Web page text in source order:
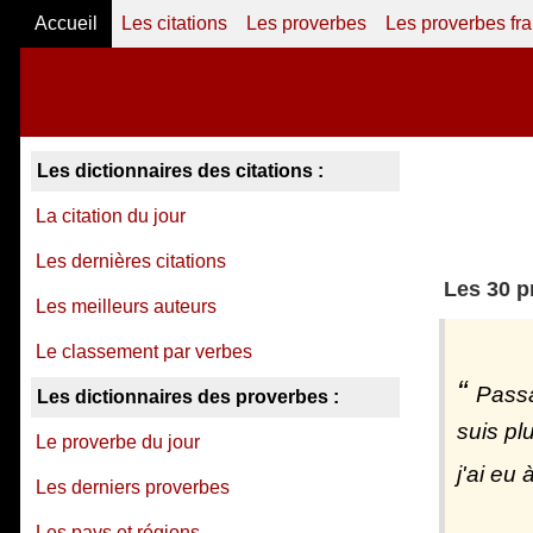
Accueil Les citations Les proverbes Les proverbes
Les 30
suis
j'ai eu
Les dictionnaires des citations :
La citation du jour
Les dernières citations
Les meilleurs auteurs
Le classement par verbes
Les dictionnaires des proverbes :
Le proverbe du jour
Les derniers proverbes